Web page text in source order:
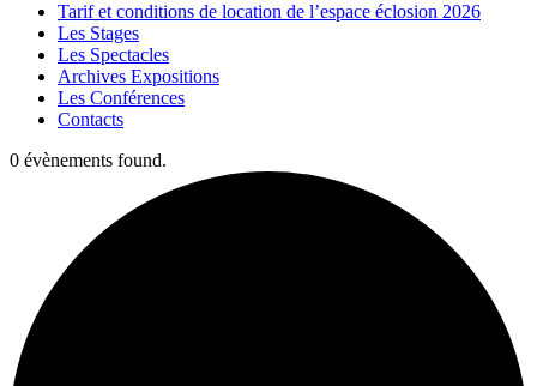
Tarif et conditions de location de l’espace éclosion 2026
Les Stages
Les Spectacles
Archives Expositions
Les Conférences
Contacts
0 évènements found.